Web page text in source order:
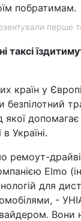
побратимам.
перше
таксі
країн у
безпілотний
якої
в Україні.
ремоут-
Elmo
для
-
Вони